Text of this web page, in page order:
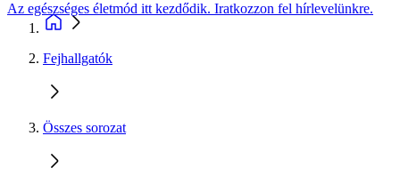
Az egészséges életmód itt kezdődik. Iratkozzon fel hírlevelünkre.
Fejhallgatók
Összes sorozat